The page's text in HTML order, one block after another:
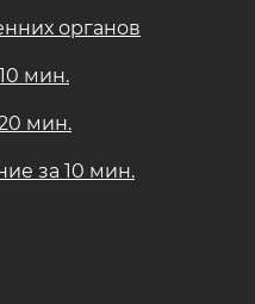
органов
мин.
мин.
за 10 мин.